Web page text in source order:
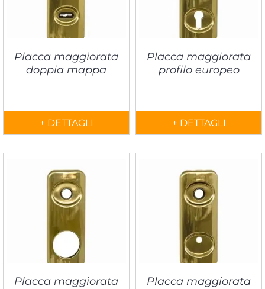
Placca maggiorata
doppia mappa
+ DETTAGLI
Placca maggiorata
profilo europeo
+ DETTAGLI
Placca maggiorata
Placca maggiorata